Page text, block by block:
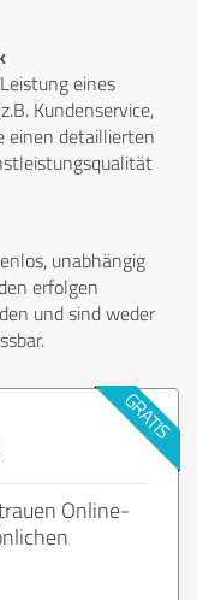
eines
Kundenservice,
einen detaillierten
unabhängig
erfolgen
und sind weder
Online-